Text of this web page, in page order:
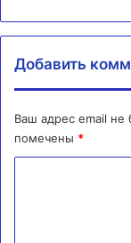
Добавить
Ваш адрес email не
помечены *